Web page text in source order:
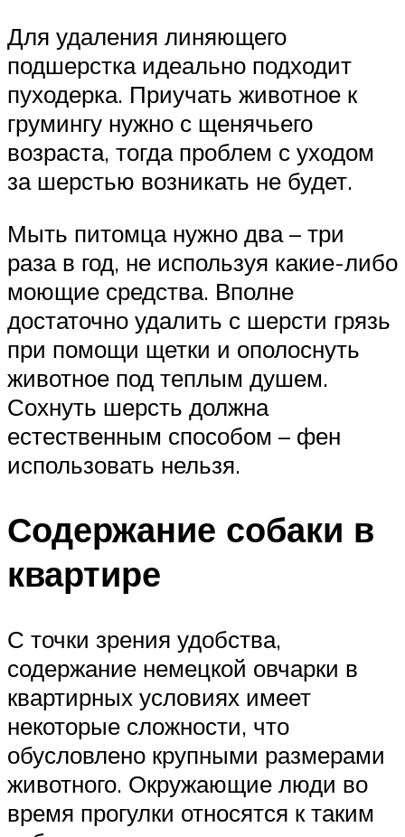
Для удаления линяющего
подшерстка идеально подходит
пуходерка. Приучать животное к
грумингу нужно с щенячьего
возраста, тогда проблем с уходом
за шерстью возникать не будет.
Мыть питомца нужно два – три
раза в год, не используя какие-либо
моющие средства. Вполне
достаточно удалить с шерсти грязь
при помощи щетки и ополоснуть
животное под теплым душем.
Сохнуть шерсть должна
естественным способом – фен
использовать нельзя.
Содержание собаки в
квартире
С точки зрения удобства,
содержание немецкой овчарки в
квартирных условиях имеет
некоторые сложности, что
обусловлено крупными размерами
животного. Окружающие люди во
время прогулки относятся к таким